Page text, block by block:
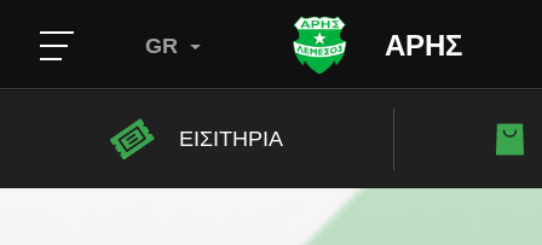
ΑΡΗΣ
GR
ΕΙΣΙΤΗΡΙΑ